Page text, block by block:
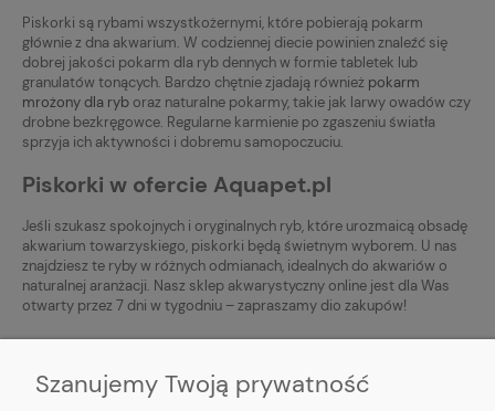
Piskorki są rybami wszystkożernymi, które pobierają pokarm
głównie z dna akwarium. W codziennej diecie powinien znaleźć się
dobrej jakości pokarm dla ryb dennych w formie tabletek lub
granulatów tonących. Bardzo chętnie zjadają również pokarm
mrożony dla ryboraz naturalne pokarmy, takie jak larwy owadów czy
drobne bezkręgowce. Regularne karmienie po zgaszeniu światła
sprzyja ich aktywności i dobremu samopoczuciu.
Piskorki w ofercie Aquapet.pl
Jeśli szukasz spokojnych i oryginalnych ryb, które urozmaicą obsadę
akwarium towarzyskiego, piskorki będą świetnym wyborem. U nas
znajdziesz te ryby w różnych odmianach, idealnych do akwariów o
naturalnej aranżacji. Nasz sklep akwarystyczny online jest dla Was
otwarty przez 7 dni w tygodniu – zapraszamy dio zakupów!
Szanujemy Twoją prywatność